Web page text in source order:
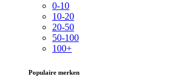
0-10
10-20
20-50
50-100
100+
Populaire merken